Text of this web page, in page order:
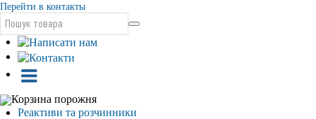
Перейти в контакты
Корзина порожня
Реактиви та розчинники